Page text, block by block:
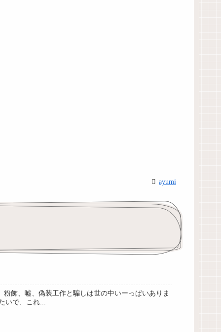
ayumi
飾、嘘、偽装工作と騙しは世の中いーっぱいありま
いで、これ...